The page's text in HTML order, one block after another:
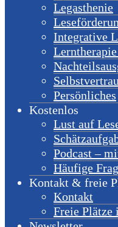
Legasthenie
Integrative
Persönliches
Kostenlos
Lust auf
Podcast –
Häufige
Kontakt & freie
Kontakt
Freie Plätze